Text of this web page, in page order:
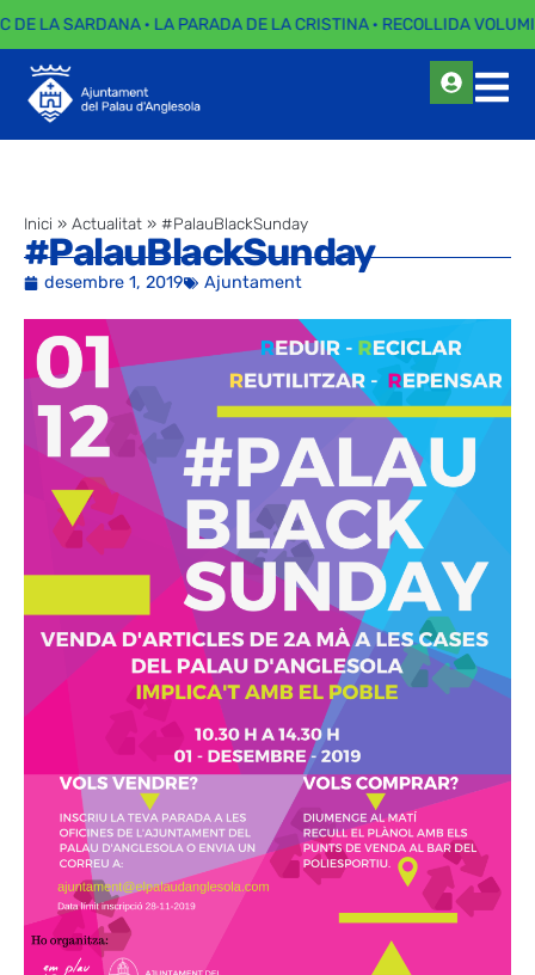
DE LA SARDANA · LA PARADA DE LA CRISTINA · RECOLLIDA
Inici » Actualitat » #PalauBlackSunday
#PalauBlackSunday
desembre 1, 2019 Ajuntament